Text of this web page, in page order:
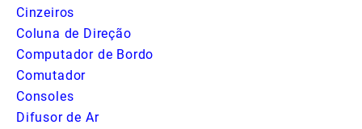
Cinzeiros
Coluna de Direção
Computador de Bordo
Comutador
Consoles
Difusor de Ar